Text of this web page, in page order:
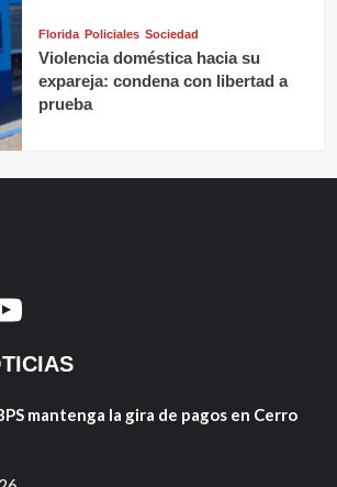
Florida Policiales Sociedad
Violencia doméstica hacia su
expareja: condena con libertad a
prueba
mantenga la gira de pagos en Cerro